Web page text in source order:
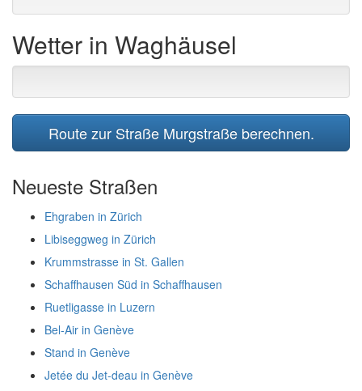
Wetter in Waghäusel
Route zur Straße Murgstraße berechnen.
Neueste Straßen
Ehgraben in Zürich
Libiseggweg in Zürich
Krummstrasse in St. Gallen
Schaffhausen Süd in Schaffhausen
Ruetligasse in Luzern
Bel-Air in Genève
Stand in Genève
Jetée du Jet-deau in Genève